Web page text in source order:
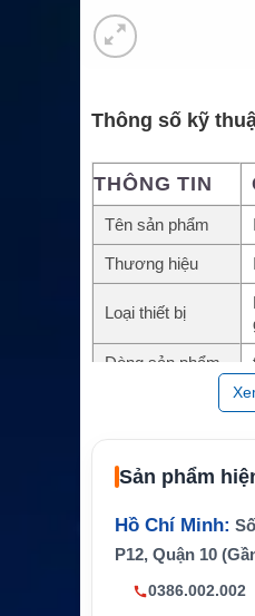
Thông số kỹ
THÔNG TIN
Tên sản phẩm
Thương hiệu
Loại thiết bị
Dòng sản phẩm
Ứng dụng
ứng
Thành phần mod
Sản phẩm
Hồ Chí Minh:
P12, Quận 10
0386.002.002